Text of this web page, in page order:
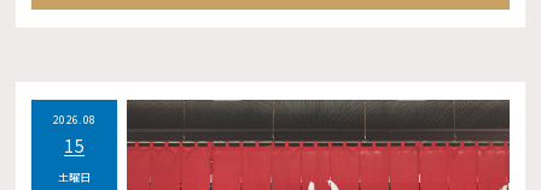
2026.08
15
土曜日